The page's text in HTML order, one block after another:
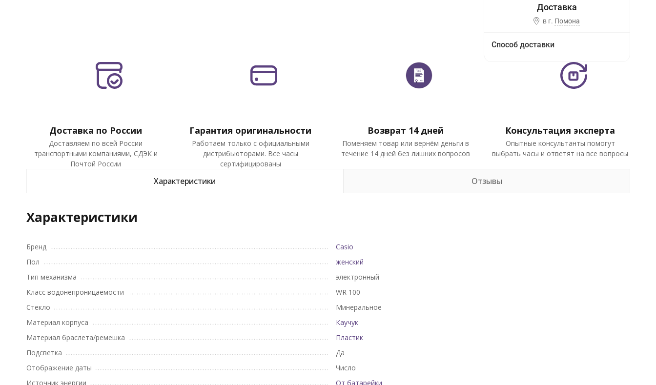
в г. Помона
Способ доставки
Доставка по России
Доставляем по всей России
транспортными компаниями, СДЭК и
Почтой России
Гарантия оригинальности
Работаем только с официальными
дистрибьюторами. Все часы
сертифицированы
Возврат 14 дней
Поменяем товар или вернём деньги в
течение 14 дней без лишних вопросов
Консультация эксперта
Опытные консультанты помогут
выбрать часы и ответят на все вопросы
Характеристики Отзывы
Характеристики
Бренд
Casio
Пол
женский
Тип механизма
электронный
Класс водонепроницаемости
WR 100
Стекло
Минеральное
Материал корпуса
Каучук
Материал браслета/ремешка
Пластик
Подсветка
Да
Отображение даты
Число
Источник энергии
От батарейки